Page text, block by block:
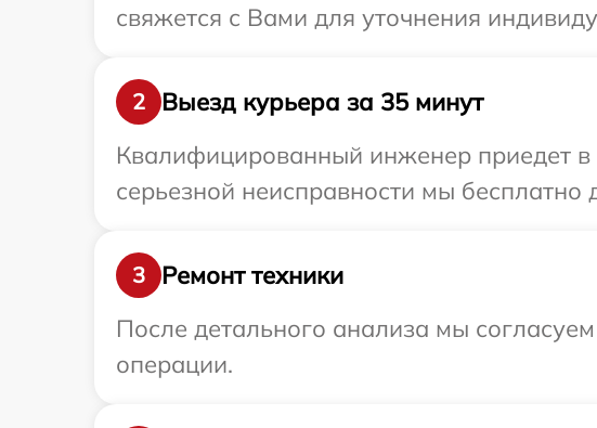
свяжется с Вами для уточнения
2
Выезд курьера за 35 минут
Квалифицированный инженер приедет в
серьезной неисправности мы бесплатно
3
Ремонт техники
После детального анализа мы
операции.